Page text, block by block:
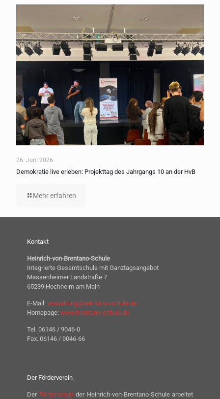
26. Juni 2026
Demokratie live erleben: Projekttag des Jahrgangs 10 an der HvB
Mehr erfahren
Kontakt
Heinrich-von-Brentano-Schule
Integrierte Gesamtschule mit Ganztagsangebot
Massenheimer Landstraße 7
65239 Hochheim am Main
E-Mail: verwaltung@brentano-schule.de
Homepage: www.brentano-schule.de
Tel. 06146 / 9046-0
Fax. 06146 / 9046-66
Der Förderverein
Der Fördervereinder Heinrich-von-Brentano-Schule arbeitet